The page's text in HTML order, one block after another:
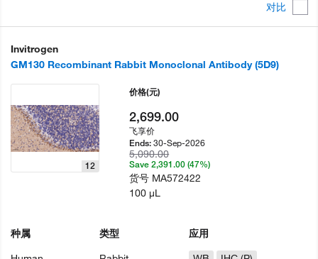
对比
Invitrogen
GM130 Recombinant Rabbit Monoclonal Antibody (5D9)
12
种属
类型
应用
价格(元)
2,699.00
飞享价
Ends:30-Sep-2026
5,090.00
Save 2,391.00 (47%)
货号 MA572422
100 µL